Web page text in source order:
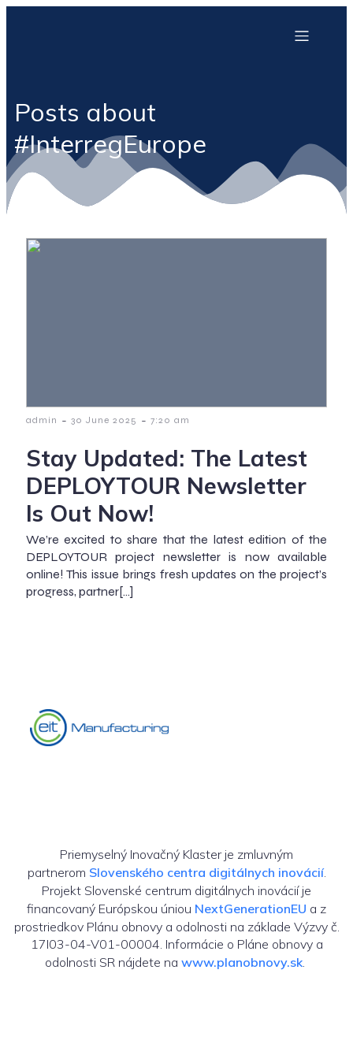
Posts about
#InterregEurope
admin - 30 June 2025 - 7:20 am
Stay Updated: The Latest
DEPLOYTOUR Newsletter
Is Out Now!
We’re excited to share that the latest edition of the
DEPLOYTOUR project newsletter is now available
online! This issue brings fresh updates on the project’s
progress, partner[…]
Priemyselný Inovačný Klaster je zmluvným
partnerom Slovenského centra digitálnych inovácií.
Projekt Slovenské centrum digitálnych inovácií je
financovaný Európskou úniou NextGenerationEU a z
prostriedkov Plánu obnovy a odolnosti na základe Výzvy č.
17I03-04-V01-00004. Informácie o Pláne obnovy a
odolnosti SR nájdete na www.planobnovy.sk